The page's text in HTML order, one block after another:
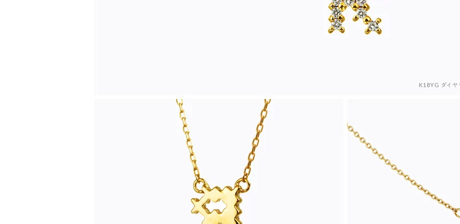
K18YG ダイ